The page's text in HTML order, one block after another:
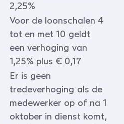
2,25%
Voor de loonschalen 4
tot en met 10 geldt
een verhoging van
1,25% plus € 0,17
Er is geen
tredeverhoging als de
medewerker op of na 1
oktober in dienst komt,